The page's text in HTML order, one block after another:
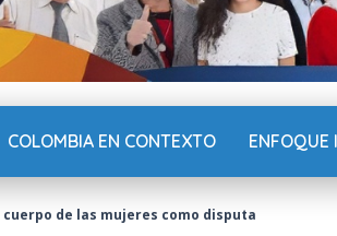
COLOMBIA EN CONTEXTO ENFOQUE
de las mujeres como disputa